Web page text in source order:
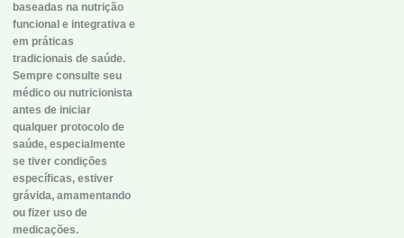
baseadas na nutrição
funcional e integrativa e
em práticas
tradicionais de saúde.
Sempre consulte seu
médico ou nutricionista
antes de iniciar
qualquer protocolo de
saúde, especialmente
se tiver condições
específicas, estiver
grávida, amamentando
ou fizer uso de
medicações.